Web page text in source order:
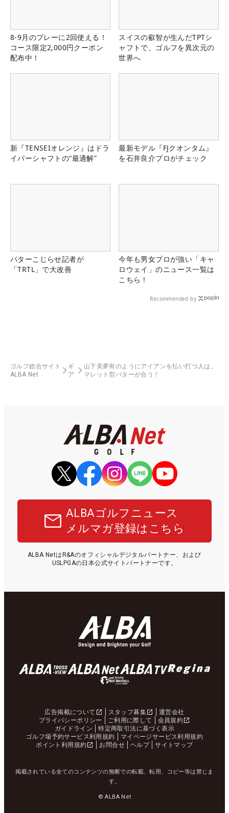
8-9月のプレーに2回使える！
コース限定2,000円クーポン
配布中！
スイスの叡智が生んだTPTシ
ャフトで、ゴルフを異次元の
世界へ
新『TENSEIオレンジ』はドラ
イバーシャフトの“最適解”
最新モデル『FJクオンタム』
を石井良介プロがチェック
パターこじらせ記者が
「TRTL」で大改善
今年も男女プロが強い「キャ
ロウェイ」のニュース一覧は
こちら！
Recommended by
ゴルフ総合サイト
ALBA Net
ギ
ア
山下美夢有のようにアイアンを払い打つ人は、
マレット型パターが合う！
ALBAゴルフニュース
メルマガ登録はこちら
ALBA NetはR&Aのオフィシャルデジタルパートナー、および
USLPGAの日本公式サイトパートナーです。
広告掲載について スタッフ募集
運営会社
プライバシーポリシー
ご利用に際して
会員規約
ガイドライン
特定商取引法に基づく表示
ゴルフ場予約サービス利用規約
マイページサービス利用規約
ポイント利用規約
お問合せ ヘルプ サイトマップ
掲載されている全てのコンテンツの無断での転載、転用、コピー等は禁じま
す。
© ALBA Net